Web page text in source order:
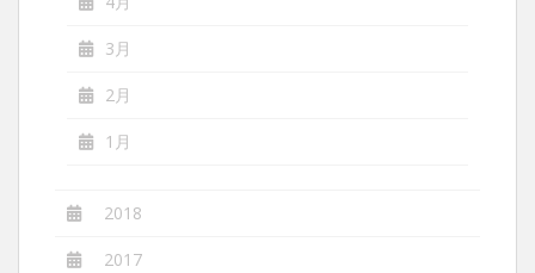
3月
2月
1月
2018
2017